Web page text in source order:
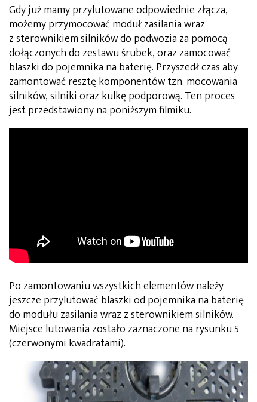
Gdy już mamy przylutowane odpowiednie złącza,
możemy przymocować moduł zasilania wraz
z sterownikiem silników do podwozia za pomocą
dołączonych do zestawu śrubek, oraz zamocować
blaszki do pojemnika na baterię. Przyszedł czas aby
zamontować resztę komponentów tzn. mocowania
silników, silniki oraz kulkę podporową. Ten proces
jest przedstawiony na poniższym filmiku.
Po zamontowaniu wszystkich elementów należy
jeszcze przylutować blaszki od pojemnika na baterię
do modułu zasilania wraz z sterownikiem silników.
Miejsce lutowania zostało zaznaczone na rysunku 5
(czerwonymi kwadratami).